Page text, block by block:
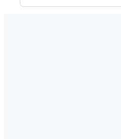
Alla Bilder